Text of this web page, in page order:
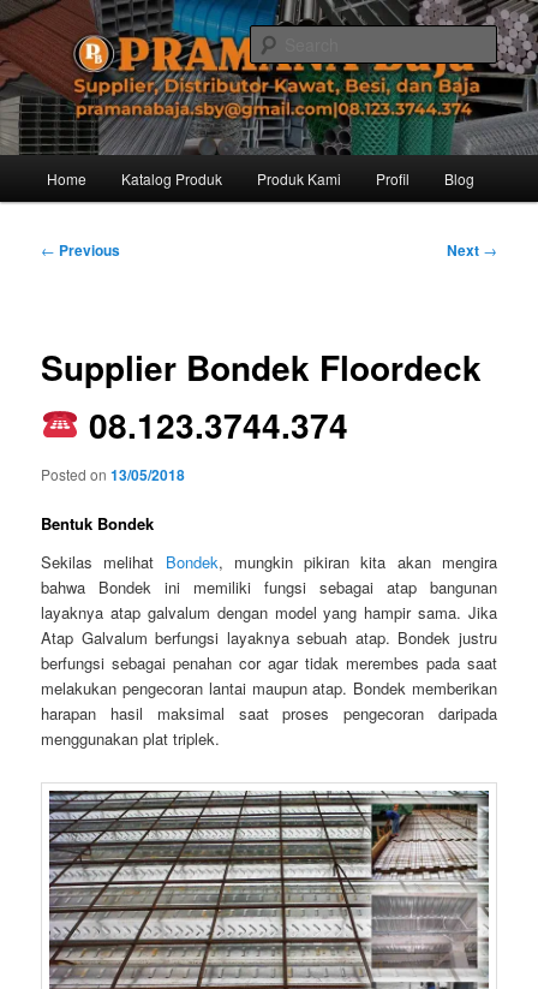
Skip
to
primary
contentPramana Baja Distributor Baja Besi
Kawat – 08.123.3744.374
Distributor dari Pabrik Besi Baja, Supplier Besi Baja, Jual besi beton. Info
dan Pemesanan hub. Ibu Rinanti 08.123.3744.374. Dgn harga yg kompetitif,
Amanah, dan pelayanan yg ramah, kami siap melayani segala kebutuhan
besi anda.
Home Katalog Produk Produk Kami Profil Blog
Post
← Previous Next →
Supplier Bondek Floordeck
08.123.3744.374
Posted on13/05/2018
Bentuk Bondek
Sekilas melihat Bondek, mungkin pikiran kita akan mengira
bahwa Bondek ini memiliki fungsi sebagai atap bangunan
layaknya atap galvalum dengan model yang hampir sama. Jika
Atap Galvalum berfungsi layaknya sebuah atap. Bondek justru
berfungsi sebagai penahan cor agar tidak merembes pada saat
melakukan pengecoran lantai maupun atap. Bondek memberikan
harapan hasil maksimal saat proses pengecoran daripada
menggunakan plat triplek.